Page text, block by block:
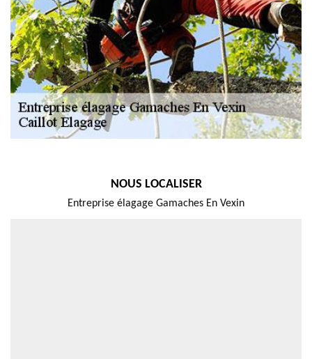
NOUS LOCALISER
Entreprise élagage Gamaches En Vexin